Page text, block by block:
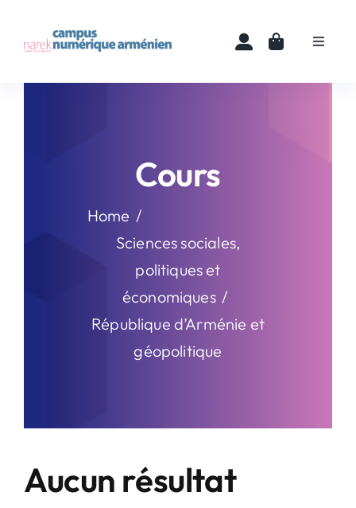
content
Toggle
Accueil
Cours
Home
Sciences sociales,
politiques et
économiques
République d’Arménie et
géopolitique
Aucun résultat